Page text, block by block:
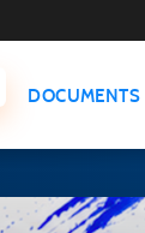
DOCUMENTS